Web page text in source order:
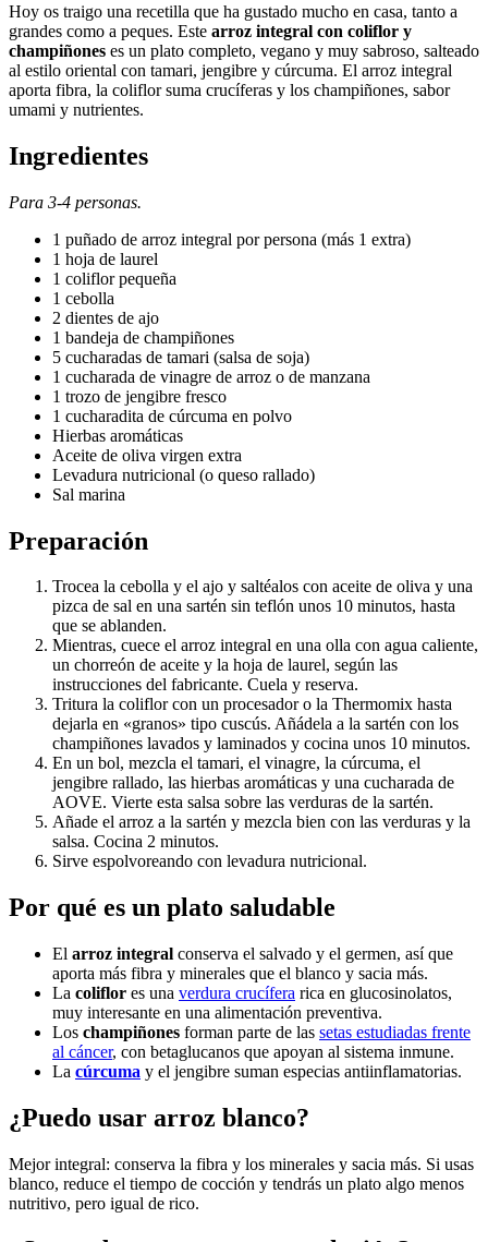
Hoy os traigo una recetilla que ha gustado mucho en casa, tanto a
grandes como a peques. Este arroz integral con coliflor y
champiñones es un plato completo, vegano y muy sabroso, salteado
al estilo oriental con tamari, jengibre y cúrcuma. El arroz integral
aporta fibra, la coliflor suma crucíferas y los champiñones, sabor
umami y nutrientes.
Ingredientes
Para 3-4 personas.
1 puñado de arroz integral por persona (más 1 extra)
1 hoja de laurel
1 coliflor pequeña
1 cebolla
2 dientes de ajo
1 bandeja de champiñones
5 cucharadas de tamari (salsa de soja)
1 cucharada de vinagre de arroz o de manzana
1 trozo de jengibre fresco
1 cucharadita de cúrcuma en polvo
Hierbas aromáticas
Aceite de oliva virgen extra
Levadura nutricional (o queso rallado)
Sal marina
Preparación
Trocea la cebolla y el ajo y saltéalos con aceite de oliva y una
pizca de sal en una sartén sin teflón unos 10 minutos, hasta
que se ablanden.
Mientras, cuece el arroz integral en una olla con agua caliente,
un chorreón de aceite y la hoja de laurel, según las
instrucciones del fabricante. Cuela y reserva.
Tritura la coliflor con un procesador o la Thermomix hasta
dejarla en «granos» tipo cuscús. Añádela a la sartén con los
champiñones lavados y laminados y cocina unos 10 minutos.
En un bol, mezcla el tamari, el vinagre, la cúrcuma, el
jengibre rallado, las hierbas aromáticas y una cucharada de
AOVE. Vierte esta salsa sobre las verduras de la sartén.
Añade el arroz a la sartén y mezcla bien con las verduras y la
salsa. Cocina 2 minutos.
Sirve espolvoreando con levadura nutricional.
Por qué es un plato saludable
El arroz integral conserva el salvado y el germen, así que
aporta más fibra y minerales que el blanco y sacia más.
La coliflor es una verdura crucífera rica en glucosinolatos,
muy interesante en una alimentación preventiva.
Los champiñones forman parte de las setas estudiadas frente
al cáncer, con betaglucanos que apoyan al sistema inmune.
La cúrcuma y el jengibre suman especias antiinflamatorias.
¿Puedo usar arroz blanco?
Mejor integral: conserva la fibra y los minerales y sacia más. Si usas
blanco, reduce el tiempo de cocción y tendrás un plato algo menos
nutritivo, pero igual de rico.